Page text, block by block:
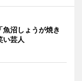
沼しょうが焼き
芸人